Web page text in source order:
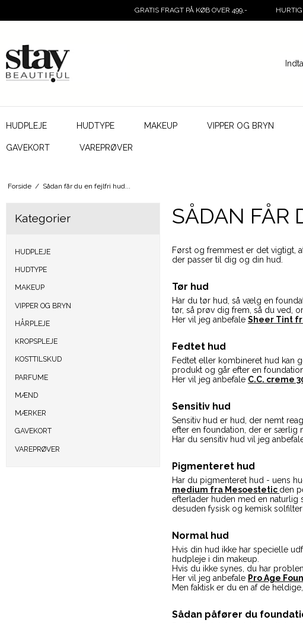
GRATIS FRAGT PÅ KØB OVER 499,-
HUDPLEJE HUDTYPE MAKEUP VIPPER OG BRYN
GAVEKORT VAREPRØVER
Forside / Sådan får du en fejlfri hud...
Kategorier
HUDPLEJE
HUDTYPE
MAKEUP
VIPPER OG BRYN
HÅRPLEJE
KROPSPLEJE
KOSTTILSKUD
PARFUME
MÆND
MÆRKER
GAVEKORT
VAREPRØVER
SÅDAN FÅR
Først og fremmest er det vigtigt,
der passer til dig og din hud.
Tør hud
Har du tør hud, så vælg en
tør, så prøv dig frem, så du ved,
Her vil jeg anbefale Sheer Tint
Fedtet hud
Fedtet eller kombineret hud kan
produkt og går efter en
Her vil jeg anbefale C.C. creme
Sensitiv hud
Sensitiv hud er hud, der nemt
efter en foundation, der er særlig
Har du sensitiv hud vil jeg
Pigmenteret hud
Har du pigmenteret hud - uens
medium fra Mesoestetic den
efterlader huden med en
desuden fysisk og kemisk
Normal hud
Hvis din hud ikke har specielle
hudpleje i din makeup.
Hvis du ikke synes, du har
Her vil jeg anbefale Pro Age
Men faktisk er du en af de
Sådan påfører du